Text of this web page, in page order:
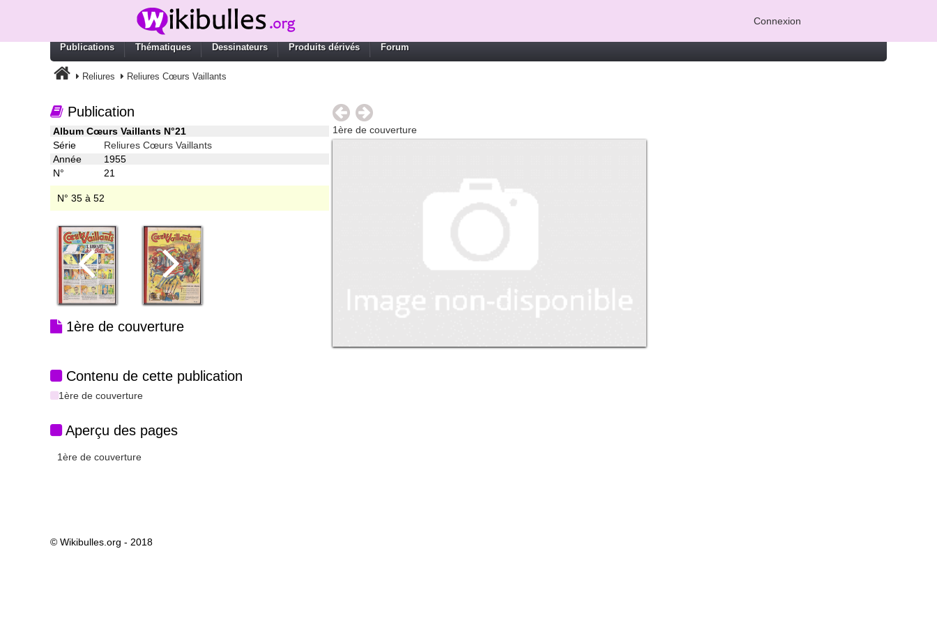
Connexion
Publications Thématiques Dessinateurs Produits dérivés Forum
Reliures Reliures Cœurs Vaillants
Publication
Album Cœurs Vaillants N°21
Série
Reliures Cœurs Vaillants
Année
1955
N°
21
N° 35 à 52
1ère de couverture
1ère de couverture
Contenu de cette publication
1ère de couverture
Aperçu des pages
1ère de couverture
© Wikibulles.org - 2018